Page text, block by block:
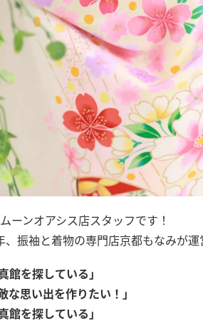
ーンオアシス店スタッフです！
振袖と着物の専門店京都もなみが運
館を探している」
な思い出を作りたい！」
館を探している」